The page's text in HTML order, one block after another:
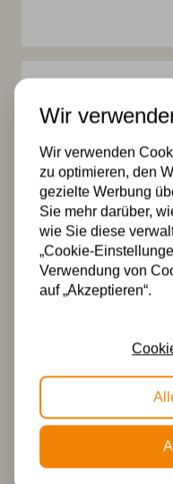
Tiffany
Wandleuchte/
Lovely Gentian
Purple
228,00
Tiffany
Wir
Wir verwenden
zu optimieren, den
gezielte Werbung
Sie mehr darüber,
wie Sie diese
„Cookie-
Verwendung von
auf „Akzeptieren“.